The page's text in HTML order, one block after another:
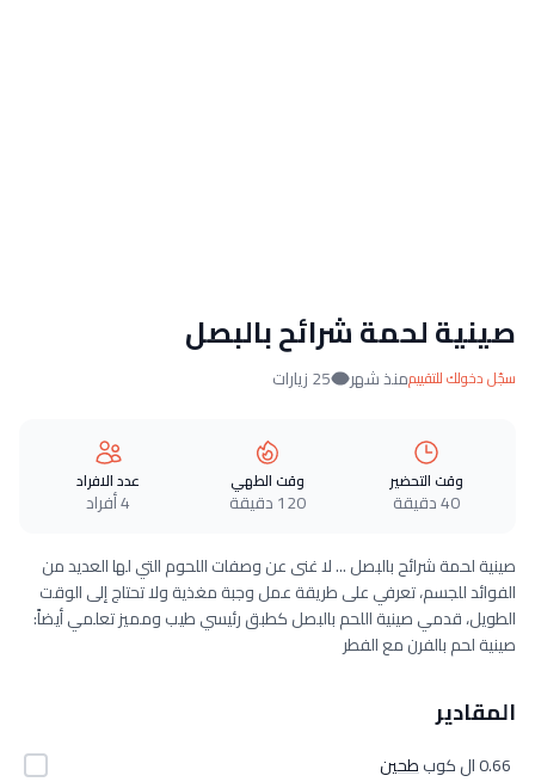
صينية لحمة شرائح بالبصل
سجّل دخولك للتقييممنذ شهر 25 زيارات
وقت التحضير
40 دقيقة
وقت الطهي
120 دقيقة
عدد الافراد
4 أفراد
صينية لحمة شرائح بالبصل ... لا غنى عن وصفات اللحوم التي لها العديد من
الفوائد للجسم، تعرفي على طريقة عمل وجبة مغذية ولا تحتاج إلى الوقت
الطويل، قدمي صينية اللحم بالبصل كطبق رئيسي طيب ومميز تعلمي أيضاً:
صينية لحم بالفرن مع الفطر
المقادير
0.66 ال كوب
طحين